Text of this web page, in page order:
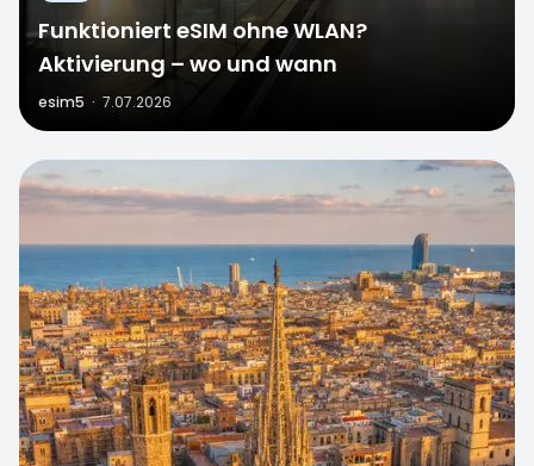
Funktioniert eSIM ohne WLAN?
Aktivierung – wo und wann
esim5 · 7.07.2026